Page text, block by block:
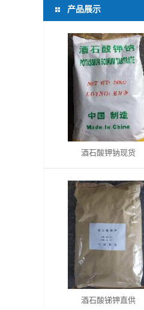
产品展示
酒石酸钾钠现货
酒石酸锑钾直供